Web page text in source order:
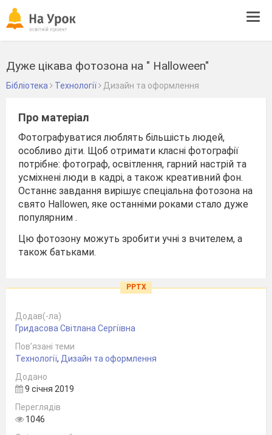
Дуже цікава фотозона на " Halloween"
Бібліотека Технології Дизайн та оформлення
Про матеріал
Фотографуватися люблять більшість людей,
особливо діти. Щоб отримати класні фотографії
потрібне: фотограф, освітлення, гарний настрій та
усміхнені люди в кадрі, а також креативний фон.
Останнє завдання вирішує спеціальна фотозона на
свято Hallowen, яке останніми роками стало дуже
популярним .
Цю фотозону можуть зробити учні з вчителем, а
також батьками.
PPTX
Додав(-ла)
Гридасова Світлана Cергіївна
Пов’язані теми
Технології, Дизайн та оформлення
Додано
9 січня 2019
Переглядів
1046